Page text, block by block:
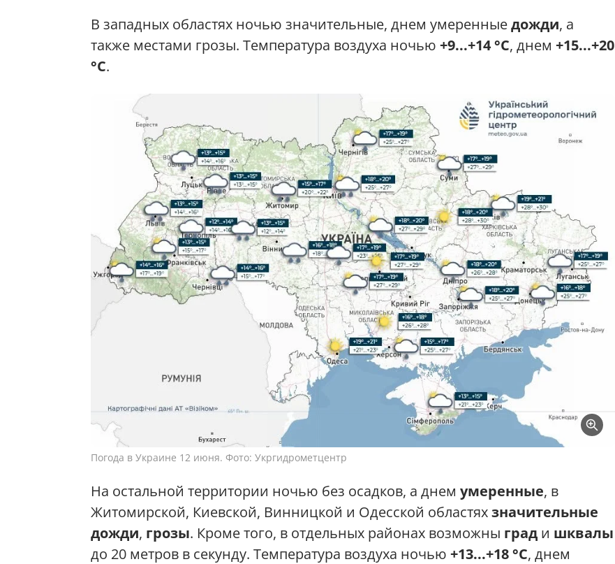
В западных областях ночью значительные, днем умеренныедожди, а
также местами грозы. Температура воздуха ночью +9...+14 °C, днем +15...+20
°C.
Погода в Украине 12 июня. Фото: Укргидрометцентр
На остальной территории ночью без осадков, а днем умеренные, в
Житомирской, Киевской, Винницкой и Одесской областяхзначительные
дожди, грозы. Кроме того, в отдельных районах возможны град и шквалы
до 20 метров в секунду. Температура воздуха ночью +13...+18 °C, днем